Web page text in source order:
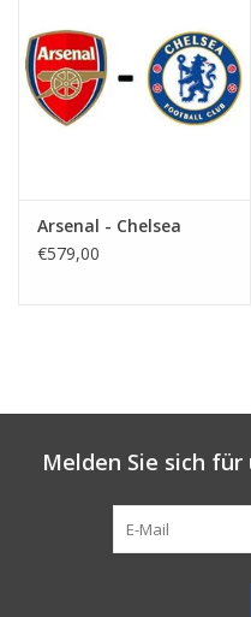
Arsenal - Chelsea
€579,00
Melden Sie sich